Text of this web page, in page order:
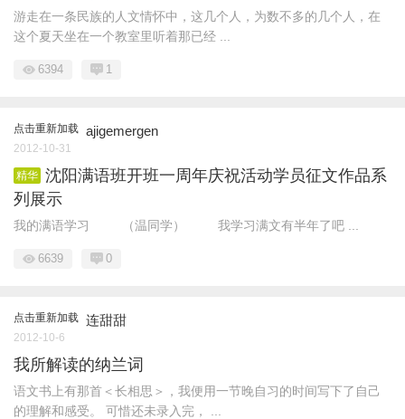
游走在一条民族的人文情怀中，这几个人，为数不多的几个人，在
这个夏天坐在一个教室里听着那已经 ...
6394 1
点击重新加载 ajigemergen
2012-10-31
精华 沈阳满语班开班一周年庆祝活动学员征文作品系
列展示
我的满语学习 （温同学） 我学习满文有半年了吧 ...
6639 0
点击重新加载 连甜甜
2012-10-6
我所解读的纳兰词
语文书上有那首＜长相思＞，我便用一节晚自习的时间写下了自己
的理解和感受。 可惜还未录入完， ...